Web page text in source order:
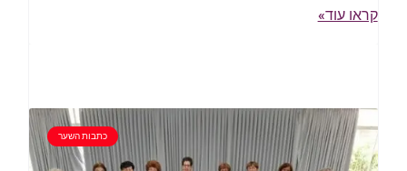
קראו עוד»
כתבות השער